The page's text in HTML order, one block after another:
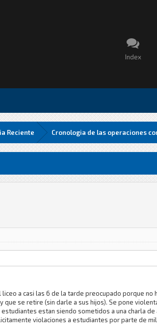
Index
Reciente Cronologia de las operaciones
a casi las 6 de la tarde preocupado porque no
se retire (sin darle a sus hijos). Se pone
estan siendo sometidos a una charla
violaciones a estudiantes por parte de